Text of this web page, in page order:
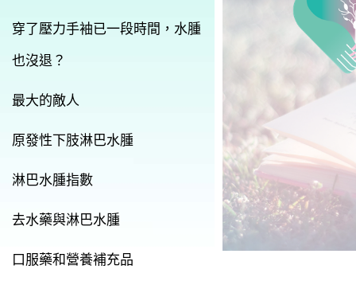
穿了壓力手袖已一段時間，水腫
也沒退？
最大的敵人
原發性下肢淋巴水腫
淋巴水腫指數
去水藥與淋巴水腫
口服藥和營養補充品